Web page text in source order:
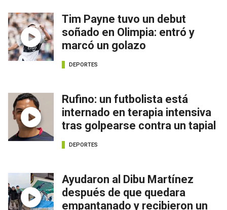
Tim Payne tuvo un debut
soñado en Olimpia: entró y
marcó un golazo
DEPORTES
Rufino: un futbolista está
internado en terapia intensiva
tras golpearse contra un tapial
DEPORTES
Ayudaron al Dibu Martínez
después de que quedara
empantanado y recibieron un